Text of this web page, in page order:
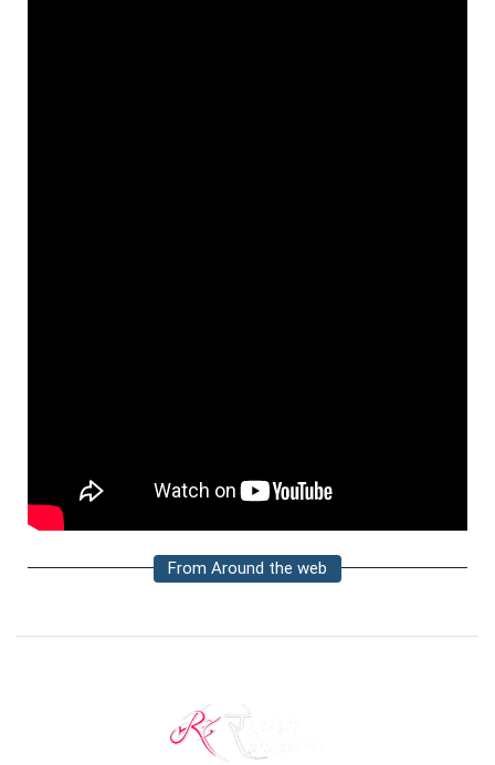
From Around the web